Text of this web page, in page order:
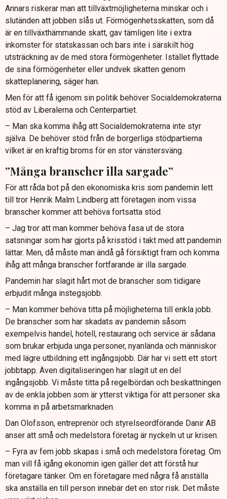
Annars riskerar man att tillväxtmöjligheterna minskar och i
slutänden att jobben slås ut. Förmögenhetsskatten, som då
är en tillväxthämmande skatt, gav tämligen lite i extra
inkomster för statskassan och bars inte i särskilt hög
utsträckning av de med stora förmögenheter. Istället flyttade
de sina förmögenheter eller undvek skatten genom
skatteplanering, säger han.
Men för att få igenom sin politik behöver Socialdemokraterna
stöd av Liberalerna och Centerpartiet.
– Man ska komma ihåg att Socialdemokraterna inte styr
själva. De behöver stöd från de borgerliga stödpartierna
vilket är en kraftig broms för en stor vänstersväng.
”Många branscher illa sargade”
För att råda bot på den ekonomiska kris som pandemin lett
till tror Henrik Malm Lindberg att företagen inom vissa
branscher kommer att behöva fortsatta stöd.
– Jag tror att man kommer behöva fasa ut de stora
satsningar som har gjorts på krisstöd i takt med att pandemin
lättar. Men, då måste man ändå gå försiktigt fram och komma
ihåg att många branscher fortfarande är illa sargade.
Pandemin har slagit hårt mot de branscher som tidigare
erbjudit många instegsjobb.
– Man kommer behöva titta på möjligheterna till enkla jobb.
De branscher som har skadats av pandemin såsom
exempelvis handel, hotell, restaurang och service är sådana
som brukar erbjuda unga personer, nyanlända och människor
med lägre utbildning ett ingångsjobb. Där har vi sett ett stort
jobbtapp. Även digitaliseringen har slagit ut en del
ingångsjobb. Vi måste titta på regelbördan och beskattningen
av de enkla jobben som är ytterst viktiga för att personer ska
komma in på arbetsmarknaden.
Dan Olofsson, entreprenör och styrelseordförande Danir AB
anser att små och medelstora företag är nyckeln ut ur krisen.
– Fyra av fem jobb skapas i små och medelstora företag. Om
man vill få igång ekonomin igen gäller det att förstå hur
företagare tänker. Om en företagare med några få anställa
ska anställa en till person innebär det en stor risk. Det måste